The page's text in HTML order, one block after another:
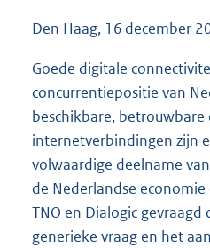
Den Haag, 16 december
Goede digitale
concurrentiepositie van
beschikbare, betrouwbare
internetverbindingen zijn
volwaardige deelname
de Nederlandse
TNO en Dialogic
generieke vraag en het